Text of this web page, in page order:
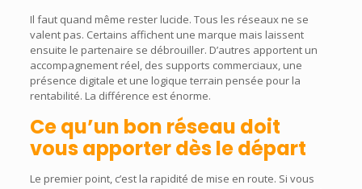
Il faut quand même rester lucide. Tous les réseaux ne se
valent pas. Certains affichent une marque mais laissent
ensuite le partenaire se débrouiller. D’autres apportent un
accompagnement réel, des supports commerciaux, une
présence digitale et une logique terrain pensée pour la
rentabilité. La différence est énorme.
Ce qu’un bon réseau doit
vous apporter dès le départ
Le premier point, c’est la rapidité de mise en route. Si vous